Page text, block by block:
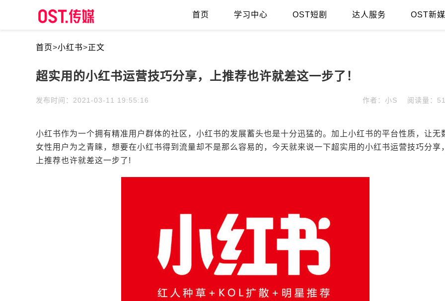
首页 学习中心 OST短剧 达人服务 OST新
首页>小红书>正文
超实用的小红书运营技巧分享，上推荐也许就差这一步了！
发布时间：2021-03-11 19:55:16 阅读量：
作者：小S
小红书作为一个拥有精准用户群体的社区，小红书的发展蓄头也是十分迅猛的。加上小红书的平台性质，让无
女性用户为之青睐，想要在小红书得到流量却不是那么容易的，今天就来说一下超实用的小红书运营技巧分享
上推荐也许就差这一步了!